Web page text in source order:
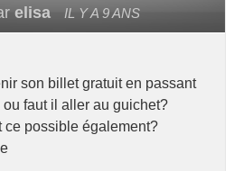
elisa IL Y A 9 ANS
son billet gratuit en passant
ou faut il aller au guichet?
ce possible également?